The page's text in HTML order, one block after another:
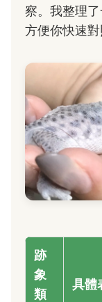
察。我整理
方便你快速對
跡
象
類
具體